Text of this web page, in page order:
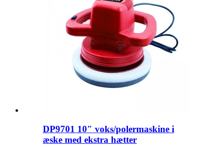
DP9701 10″ voks/polermaskine i
æske med ekstra hætter